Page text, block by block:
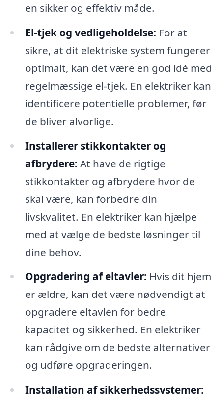
en sikker og effektiv måde.
El-tjek og vedligeholdelse: For at
sikre, at dit elektriske system fungerer
optimalt, kan det være en god idé med
regelmæssige el-tjek. En elektriker kan
identificere potentielle problemer, før
de bliver alvorlige.
Installerer stikkontakter og
afbrydere: At have de rigtige
stikkontakter og afbrydere hvor de
skal være, kan forbedre din
livskvalitet. En elektriker kan hjælpe
med at vælge de bedste løsninger til
dine behov.
Opgradering af eltavler: Hvis dit hjem
er ældre, kan det være nødvendigt at
opgradere eltavlen for bedre
kapacitet og sikkerhed. En elektriker
kan rådgive om de bedste alternativer
og udføre opgraderingen.
Installation af sikkerhedssystemer: